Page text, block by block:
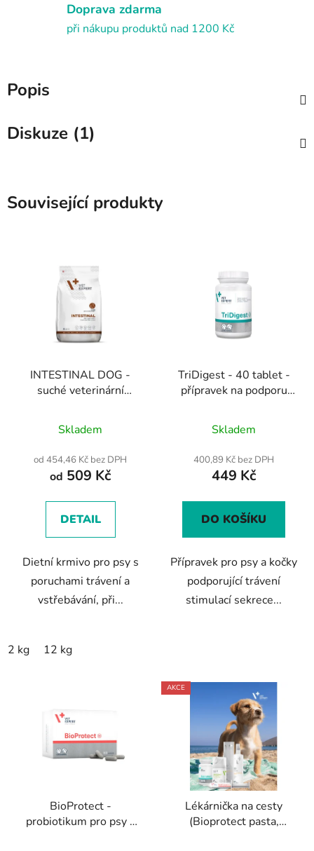
Doprava zdarma
při nákupu produktů nad 1200 Kč
Popis
Diskuze (1)
Související produkty
INTESTINAL DOG -
suché veterinární
obsahem tuku pro psy
hodnocení
produktu
je
z
Skladem
od 454,46 Kč bez DPH
od 509 Kč
DETAIL
Dietní krmivo pro psy s
poruchami trávení a
vstřebávání, při...
2 kg 12 kg
TriDigest - 40 tablet -
přípravek na podporu
hodnocení
produktu
je
z
Skladem
400,89 Kč bez DPH
449 Kč
DO KOŠÍKU
Přípravek pro psy a kočky
podporující trávení
stimulací sekrece...
BioProtect -
probiotikum pro psy a
AKCE
Lékárnička na cesty
(Bioprotect pasta,